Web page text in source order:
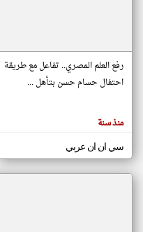
المقالات
الموجوده
هنا عن
رفع العلم المصري.. تفاعل مع طريقة
احتفال حسام حسن بتأهل ...
منذ سنة
سي ان ان عربي